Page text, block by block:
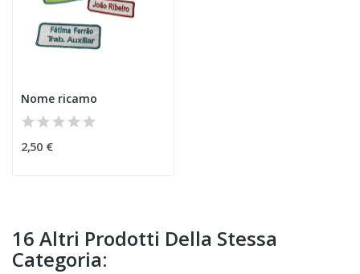
Nome ricamo
2,50 €
16 Altri Prodotti Della Stessa
Categoria: